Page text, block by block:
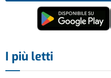
I più letti